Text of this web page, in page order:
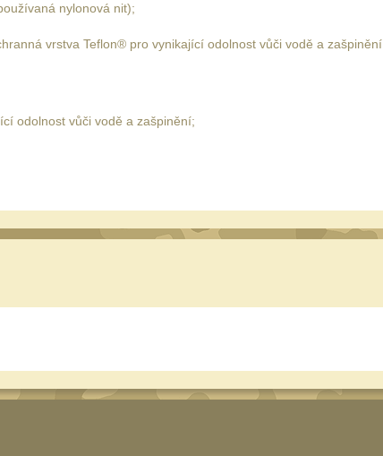
nylonová nit);
vrstva Teflon® pro vynikající odolnost vůči vodě a zašpinění
odolnost vůči vodě a zašpinění;